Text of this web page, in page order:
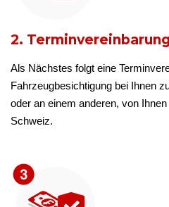
2. Terminvereinbarung
Als Nächstes folgt eine
Fahrzeugbesichtigung bei Ihnen
oder an einem anderen, von
Schweiz.